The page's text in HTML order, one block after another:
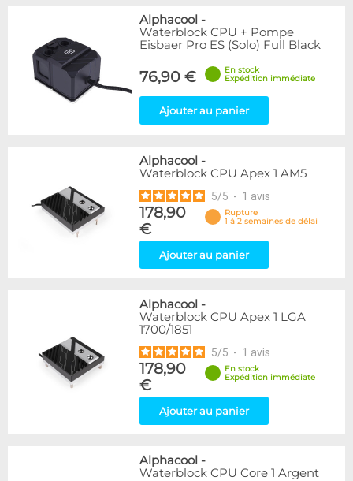
Alphacool -
Waterblock CPU + Pompe
Eisbaer Pro ES (Solo) Full Black
76,90 €
En stock
Expédition immédiate
Ajouter au panier
Alphacool -
Waterblock CPU Apex 1 AM5
5/5 - 1 avis
178,90
€
Rupture
1 à 2 semaines de délai
Ajouter au panier
Alphacool -
Waterblock CPU Apex 1 LGA
1700/1851
5/5 - 1 avis
178,90
€
En stock
Expédition immédiate
Ajouter au panier
Alphacool -
Waterblock CPU Core 1 Argent